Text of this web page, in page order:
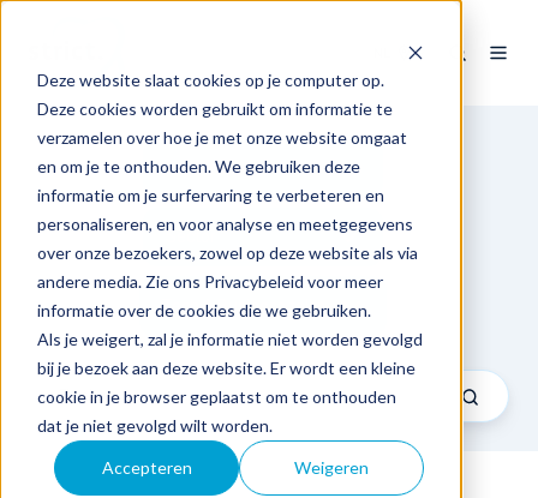
Deze website slaat cookies op je computer op.
Deze cookies worden gebruikt om informatie te
verzamelen over hoe je met onze website omgaat
en om je te onthouden. We gebruiken deze
informatie om je surfervaring te verbeteren en
personaliseren, en voor analyse en meetgegevens
over onze bezoekers, zowel op deze website als via
andere media. Zie ons Privacybeleid voor meer
informatie over de cookies die we gebruiken.
Als je weigert, zal je informatie niet worden gevolgd
bij je bezoek aan deze website. Er wordt een kleine
cookie in je browser geplaatst om te onthouden
dat je niet gevolgd wilt worden.
Accepteren Weigeren
Expertise
Sector
Tech & Business talks